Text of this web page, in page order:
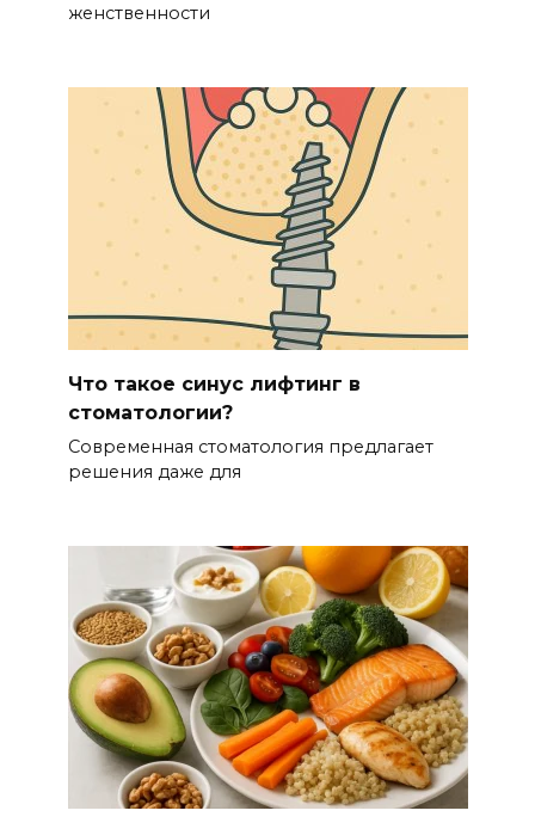
женственности
Что такое синус лифтинг в
стоматологии?
Современная стоматология предлагает
решения даже для